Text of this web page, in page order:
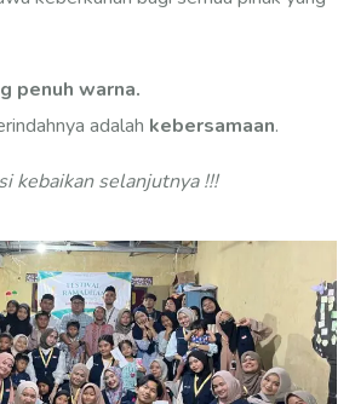
penuh warna.
adalah kebersamaan.
kebaikan selanjutnya !!!